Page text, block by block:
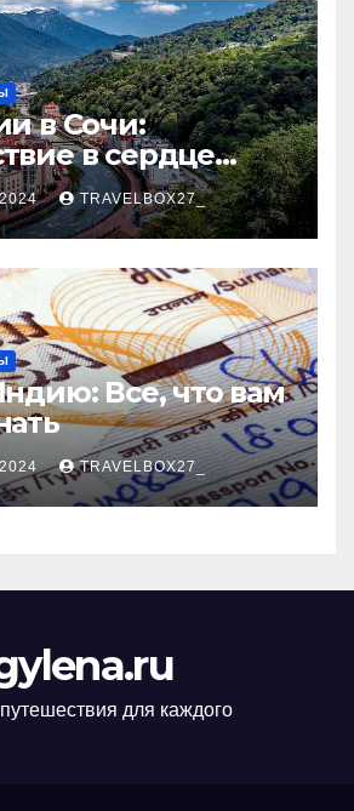
в Сочи:
в сердце
курорта
TRAVELBOX27_
Все, что вам
TRAVELBOX27_
для каждого